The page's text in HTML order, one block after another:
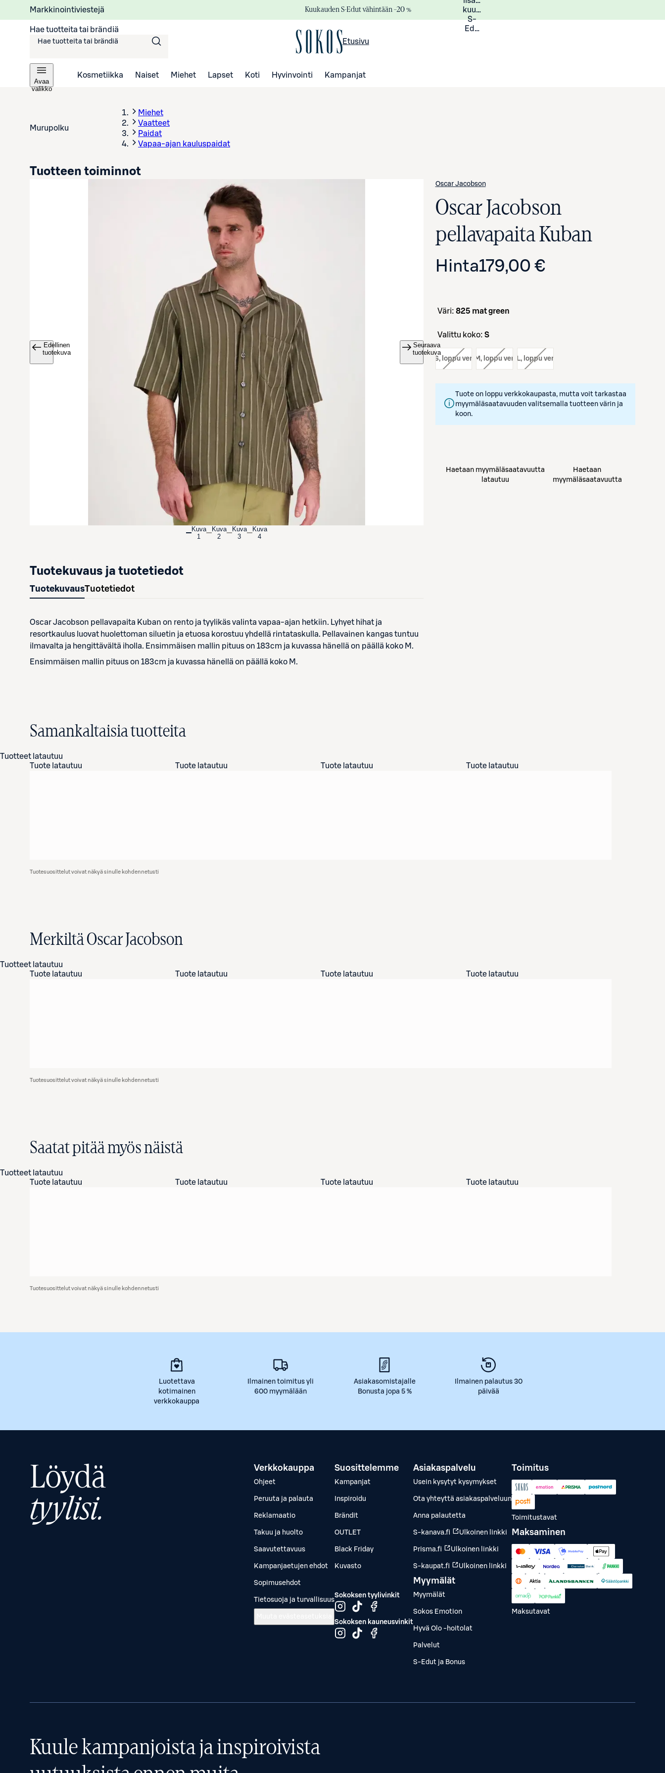
Markkinointiviestejä Kuukauden S-Edut vähintään –20 %
kuukauden
S-
Eduista
Hae tuotteita tai brändiä
Etusivu
Avaa
valikko
Kosmetiikka Naiset Miehet Lapset Koti Hyvinvointi Kampanjat
Murupolku
Miehet
Vaatteet
Paidat
Vapaa-ajan kauluspaidat
Avaa tuotekuva suurennettuna
Edellinen
tuotekuva
Seuraava
tuotekuva
Kuva
1
Kuva
2
Kuva
3
Kuva
4
Oscar Jacobson
Oscar Jacobson
pellavapaita Kuban
Hinta179,00 €
Tuotteen toiminnot
väri: 825 mat green
Valittu koko: S
S, loppu verkosta
koko: M, loppu verkosta
koko: L, loppu verkosta
Tuote on loppu verkkokaupasta, mutta voit tarkastaa
myymäläsaatavuuden valitsemalla tuotteen värin ja
koon.
Haetaan myymäläsaatavuutta
latautuu
Haetaan
myymäläsaatavuutta
Tuotekuvaus ja tuotetiedot
TuotekuvausTuotetiedot
Oscar Jacobson pellavapaita Kuban on rento ja tyylikäs valinta vapaa-ajan hetkiin. Lyhyet hihat ja
resortkaulus luovat huolettoman siluetin ja etuosa korostuu yhdellä rintataskulla. Pellavainen kangas tuntuu
ilmavalta ja hengittävältä iholla. Ensimmäisen mallin pituus on 183cm ja kuvassa hänellä on päällä koko M.
Ensimmäisen mallin pituus on 183cm ja kuvassa hänellä on päällä koko M.
Samankaltaisia tuotteita
Tuotteet latautuu
Tuote latautuu
Tuote latautuu Tuote latautuu Tuote latautuu
Tuotesuosittelut voivat näkyä sinulle kohdennetusti
Merkiltä Oscar Jacobson
Tuotteet latautuu
Tuote latautuu
Tuote latautuu Tuote latautuu Tuote latautuu
Tuotesuosittelut voivat näkyä sinulle kohdennetusti
Saatat pitää myös näistä
Tuotteet latautuu
Tuote latautuu
Tuote latautuu Tuote latautuu Tuote latautuu
Tuotesuosittelut voivat näkyä sinulle kohdennetusti
Luotettava
kotimainen
verkkokauppa
Ilmainen toimitus yli
600 myymälään
Asiakasomistajalle
Bonusta jopa 5 %
Ilmainen palautus 30
päivää
Löydä
tyylisi.
Verkkokauppa
Ohjeet
Peruuta ja palauta
Reklamaatio
Takuu ja huolto
Saavutettavuus
Kampanjaetujen ehdot
Sopimusehdot
Tietosuoja ja turvallisuus
Suosittelemme
Kampanjat
Inspiroidu
Brändit
OUTLET
Black Friday
Kuvasto
Sokoksen tyylivinkit
Sokoksen kauneusvinkit
Asiakaspalvelu
Usein kysytyt kysymykset
Ota yhteyttä asiakaspalveluun
Anna palautetta
S-kanava.fi Ulkoinen linkki
Prisma.fi Ulkoinen linkki
S-kaupat.fi Ulkoinen linkki
Myymälät
Myymälät
Sokos Emotion
Hyvä Olo -hoitolat
Palvelut
S-Edut ja Bonus
Toimitus
Toimitustavat
Maksaminen
Maksutavat
Kuule kampanjoista ja inspiroivista